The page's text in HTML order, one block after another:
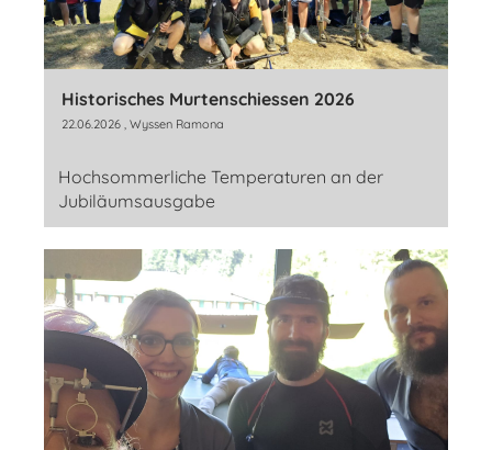
Historisches Murtenschiessen 2026
22.06.2026 , Wyssen Ramona
Hochsommerliche Temperaturen an der
Jubiläumsausgabe